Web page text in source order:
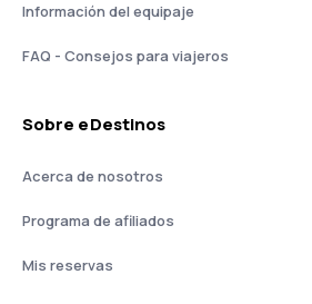
Información del equipaje
FAQ - Consejos para viajeros
Sobre eDestinos
Acerca de nosotros
Programa de afiliados
Mis reservas